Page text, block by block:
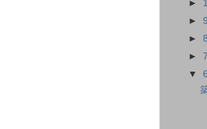
►
►
►
►
▼